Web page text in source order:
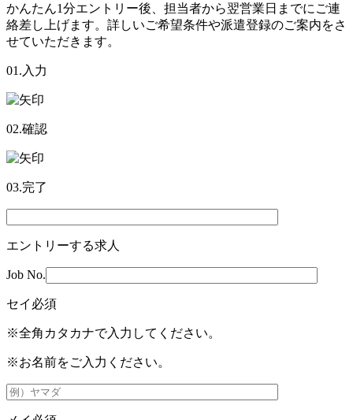
かんたん1分エントリー後、担当者から翌営業日までにご連
絡差し上げます。詳しいご希望条件や派遣登録のご案内をさ
せていただきます。
01.入力
02.確認
03.完了
エントリーする求人
Job No.
セイ 必須
※全角カタカナで入力してください。
※お名前をご入力ください。